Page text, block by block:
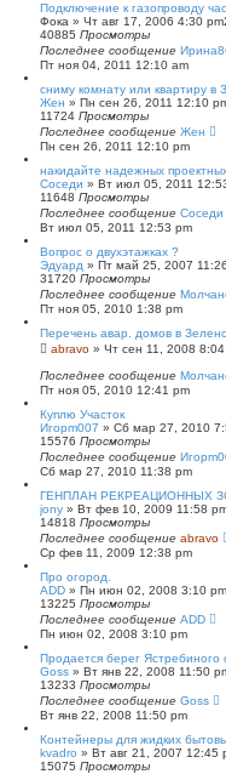
Подключение к газопроводу
Фока » Чт авг 17, 2006 4:30 pm
40885 Просмотры
Последнее сообщение
Пт ноя 04, 2011 12:10 am
сниму комнату или квартиру в
Жен » Пн сен 26, 2011 12:10
11724 Просмотры
Последнее сообщение Жен
Пн сен 26, 2011 12:10 pm
накидайте надежных
Соседи » Вт июл 05, 2011
11648 Просмотры
Последнее сообщение Соседи
Вт июл 05, 2011 12:53 pm
Вопрос о двухэтажках ?
Эдуард » Пт май 25, 2007
31720 Просмотры
Последнее сообщение
Пт ноя 05, 2010 1:38 pm
Перечень авар. домов в
abravo » Чт сен 11, 2008
Последнее сообщение
Пт ноя 05, 2010 12:41 pm
Куплю Участок
Игорm007 » Сб мар 27, 2010
15576 Просмотры
Последнее сообщение
Сб мар 27, 2010 11:38 pm
ГЕНПЛАН РЕКРЕАЦИОННЫХ
jony » Вт фев 10, 2009 11:58
14818 Просмотры
Последнее сообщение abravo
Ср фев 11, 2009 12:38 pm
Про огород.
ADD » Пн июн 02, 2008 3:10 pm
13225 Просмотры
Последнее сообщение ADD
Пн июн 02, 2008 3:10 pm
Продается берег Ястребиного
Goss » Вт янв 22, 2008 11:50
13233 Просмотры
Последнее сообщение Goss
Вт янв 22, 2008 11:50 pm
Контейнеры для жидких
kvadro » Вт авг 21, 2007 12:45
15075 Просмотры